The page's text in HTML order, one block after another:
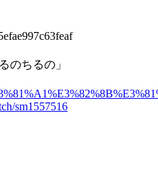
のちるの」
sm1557516